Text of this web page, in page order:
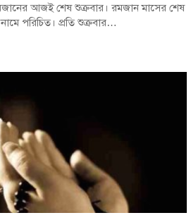
আজই শেষ শুক্রবার। রমজান মাসের শেষ
পরিচিত। প্রতি শুক্রবার…